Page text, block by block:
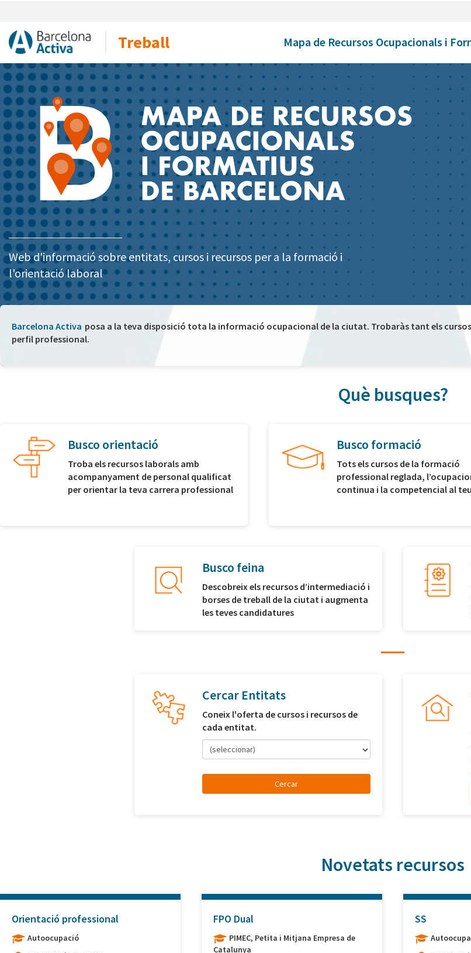
Mapa de Recursos Ocupacionals i
Treball
Web d'informació sobre entitats, cursos i recursos per a la formació i
l'orientació laboral
Barcelona Activa posa a la teva disposició tota la informació ocupacional de la ciutat. Trobaràs tant els
perfil professional.
Què busques?
Busco orientació
Troba els recursos laborals amb
acompanyament de personal qualificat
per orientar la teva carrera professional
Busco formació
Tots els cursos de la formació
professional reglada,
continua i la competencial al
Busco feina
Descobreix els recursos d’intermediació i
borses de treball de la ciutat i augmenta
les teves candidatures
Cercar Entitats
Coneix l'oferta de cursos i recursos de
cada entitat.
(seleccionar)
Novetats recursos
Orientació professional
Autoocupació
FPO Dual
PIMEC, Petita i Mitjana Empresa de
Catalunya
SS